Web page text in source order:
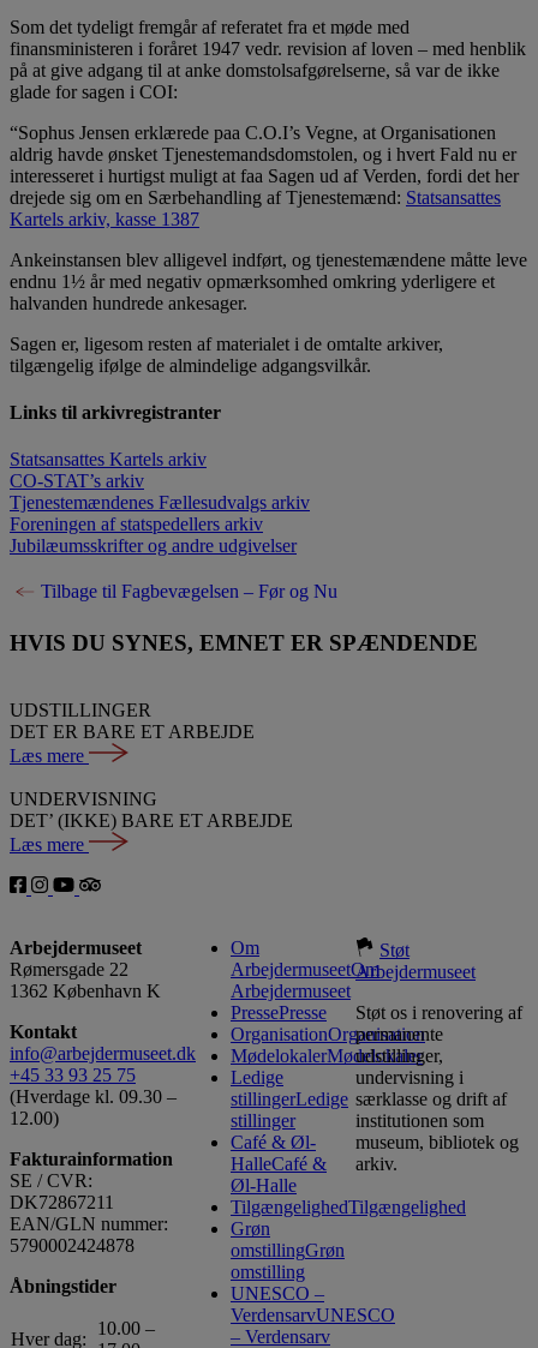
Som det tydeligt fremgår af referatet fra et møde med
finansministeren i foråret 1947 vedr. revision af loven – med henblik
på at give adgang til at anke domstolsafgørelserne, så var de ikke
glade for sagen i COI:
“Sophus Jensen erklærede paa C.O.I’s Vegne, at Organisationen
aldrig havde ønsket Tjenestemandsdomstolen, og i hvert Fald nu er
interesseret i hurtigst muligt at faa Sagen ud af Verden, fordi det her
drejede sig om en Særbehandling af Tjenestemænd: Statsansattes
Kartels arkiv, kasse 1387
Ankeinstansen blev alligevel indført, og tjenestemændene måtte leve
endnu 1½ år med negativ opmærksomhed omkring yderligere et
halvanden hundrede ankesager.
Sagen er, ligesom resten af materialet i de omtalte arkiver,
tilgængelig ifølge de almindelige adgangsvilkår.
Links til arkivregistranter
Statsansattes Kartels arkiv
CO-STAT’s arkiv
Tjenestemændenes Fællesudvalgs arkiv
Foreningen af statspedellers arkiv
Jubilæumsskrifter og andre udgivelser
Tilbage til Fagbevægelsen – Før og Nu
HVIS DU SYNES, EMNET ER SPÆNDENDE
UDSTILLINGER
DET ER BARE ET ARBEJDE
Læs mere
UNDERVISNING
DET’ (IKKE) BARE ET ARBEJDE
Læs mere
Arbejdermuseet
Rømersgade 22
1362 København K
Kontakt
info@arbejdermuseet.dk
+45 33 93 25 75
(Hverdage kl. 09.30 –
12.00)
Fakturainformation
SE / CVR:
DK72867211
EAN/GLN nummer:
5790002424878
Åbningstider
Hver dag:
10.00 –
Om
ArbejdermuseetOm
Arbejdermuseet
PressePresse
OrganisationOrganisation
MødelokalerMødelokaler
Ledige
stillingerLedige
stillinger
Café & Øl-
HalleCafé &
Øl-Halle
TilgængelighedTilgængelighed
Grøn
omstillingGrøn
omstilling
UNESCO –
VerdensarvUNESCO
– Verdensarv
Støt
Arbejdermuseet
Støt os i renovering af
permanente
udstillinger,
undervisning i
særklasse og drift af
institutionen som
museum, bibliotek og
arkiv.